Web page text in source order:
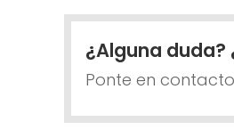
¿Alguna
Ponte en